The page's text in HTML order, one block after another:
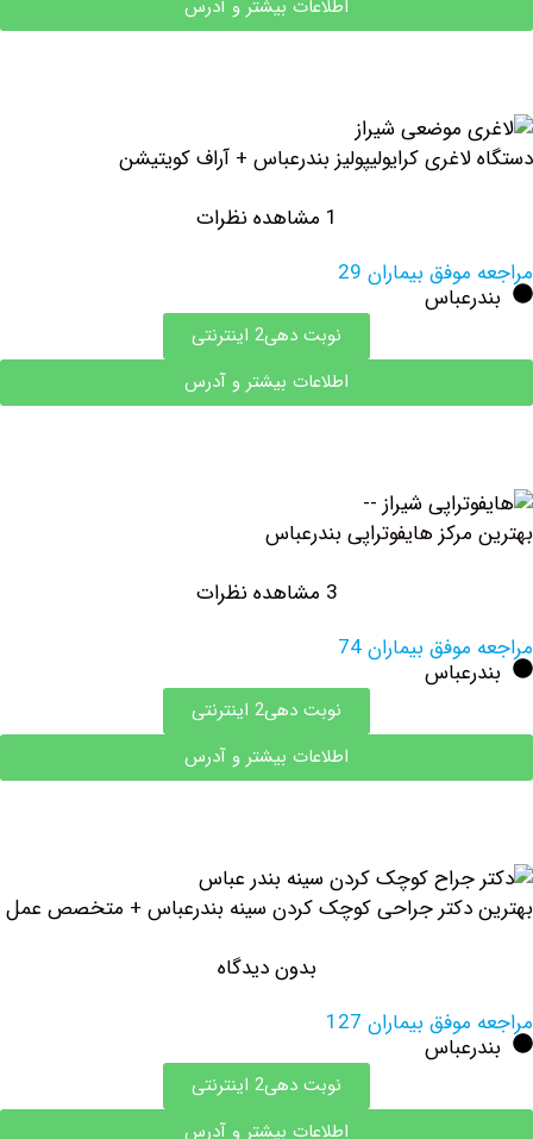
اطلاعات بیشتر و آدرس
کرایولیپولیز بندرعباس + آراف کویتیشن
بیماران 29
نوبت دهی2 اینترنتی
اطلاعات بیشتر و آدرس
هایفوتراپی بندرعباس
بیماران 74
نوبت دهی2 اینترنتی
اطلاعات بیشتر و آدرس
دکتر جراحی کوچک کردن سینه بندرعباس + متخصص عمل
بدون دیدگاه
بیماران 127
نوبت دهی2 اینترنتی
اطلاعات بیشتر و آدرس